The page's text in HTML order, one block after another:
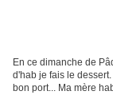
En ce dimanche de
d'hab je fais le
bon port... Ma mère